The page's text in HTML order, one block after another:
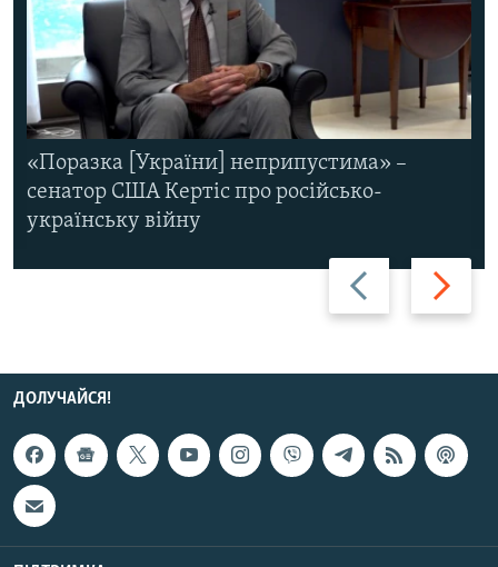
Назад Вперед
«Поразка [України] неприпустима» –
сенатор США Кертіс про російсько-
українську війну
ДОЛУЧАЙСЯ!